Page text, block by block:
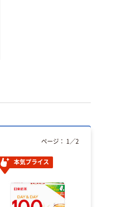
本気プライス
ページ： 1 ／2